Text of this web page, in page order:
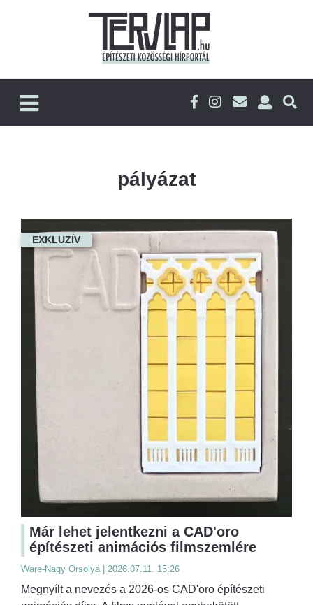
pályázat
EXKLUZÍV
Már lehet jelentkezni a CAD'oro
építészeti animációs filmszemlére
Ware-Nagy Orsolya | 2026.07.11. 15:26
Megnyílt a nevezés a 2026-os CAD'oro építészeti